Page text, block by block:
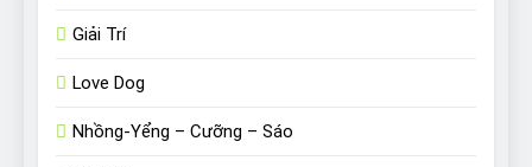
Giải Trí
Love Dog
Nhồng-Yểng – Cưỡng – Sáo